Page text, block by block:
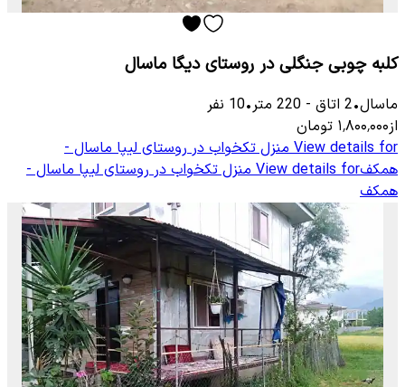
کلبه چوبی جنگلی در روستای دیگا ماسال
ماسال•
2 اتاق -
220 متر•
10 نفر
از۱٬۸۰۰٬۰۰۰ تومان
View details for منزل تکخواب در روستای لیپا ماسال -
همکفView details for منزل تکخواب در روستای لیپا ماسال -
همکف